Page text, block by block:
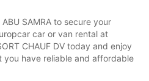
SAMRA to secure your
car or van rental at
CHAUF DV today and enjoy
have reliable and affordable